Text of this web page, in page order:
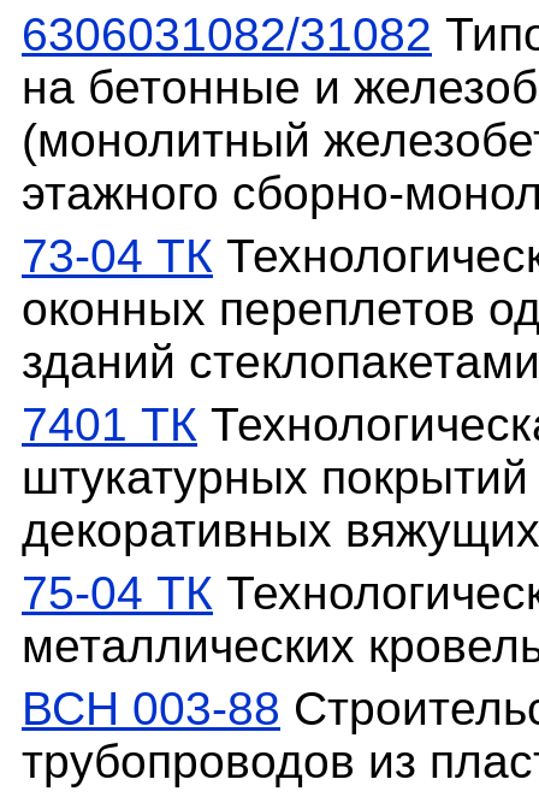
6306031082/31082
на бетонные и
(монолитный
этажного сборно-
73-04 ТК
оконных переплетов
зданий стеклопакетами
7401 ТК
штукатурных
декоративных
75-04 ТК
металлических
ВСН 003-88
трубопроводов из